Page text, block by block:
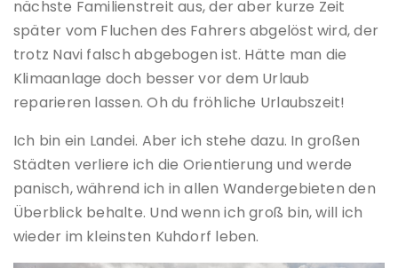
nächste Familienstreit aus, der aber kurze Zeit
später vom Fluchen des Fahrers abgelöst wird, der
trotz Navi falsch abgebogen ist. Hätte man die
Klimaanlage doch besser vor dem Urlaub
reparieren lassen. Oh du fröhliche Urlaubszeit!
Ich bin ein Landei. Aber ich stehe dazu. In großen
Städten verliere ich die Orientierung und werde
panisch, während ich in allen Wandergebieten den
Überblick behalte. Und wenn ich groß bin, will ich
wieder im kleinsten Kuhdorf leben.